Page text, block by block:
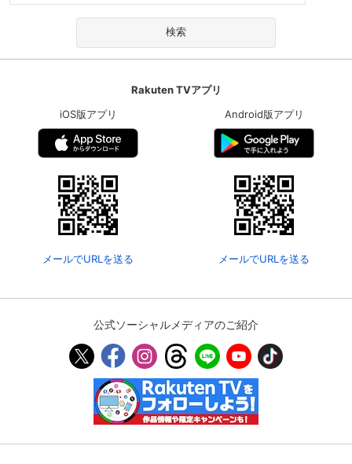
Rakuten TVアプリ
iOS版アプリ
メールでURLを送る
Android版アプリ
メールでURLを送る
公式ソーシャルメディアのご紹介